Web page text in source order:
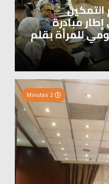
مبادرة
للمرأة بقلم